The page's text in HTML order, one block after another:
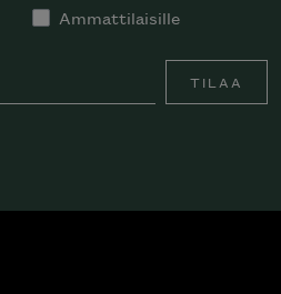
Ammattilaisille
TILAA